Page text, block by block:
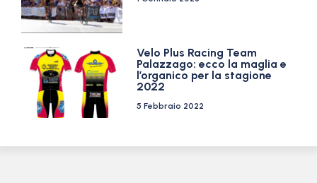
Velo Plus Racing Team
Palazzago: ecco la maglia e
l’organico per la stagione
2022
5 Febbraio 2022